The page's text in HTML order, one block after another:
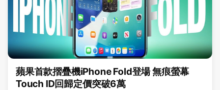
蘋果首款摺疊機iPhone Fold登場 無痕螢幕
Touch ID回歸定價突破6萬